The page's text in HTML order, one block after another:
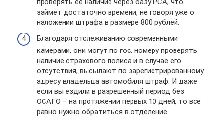
проверять ее наличие через базу РСА, что
займет достаточно времени, не говоря уже о
наложении штрафа в размере 800 рублей.
Благодаря отслеживанию современными
камерами, они могут по гос. номеру проверять
наличие страхового полиса и в случае его
отсутствия, высылают по зарегистрированному
адресу владельца автомобиля штраф. И даже
если вы ездили в разрешенный период без
ОСАГО – на протяжении первых 10 дней, то все
равно нужно обратиться в отделение